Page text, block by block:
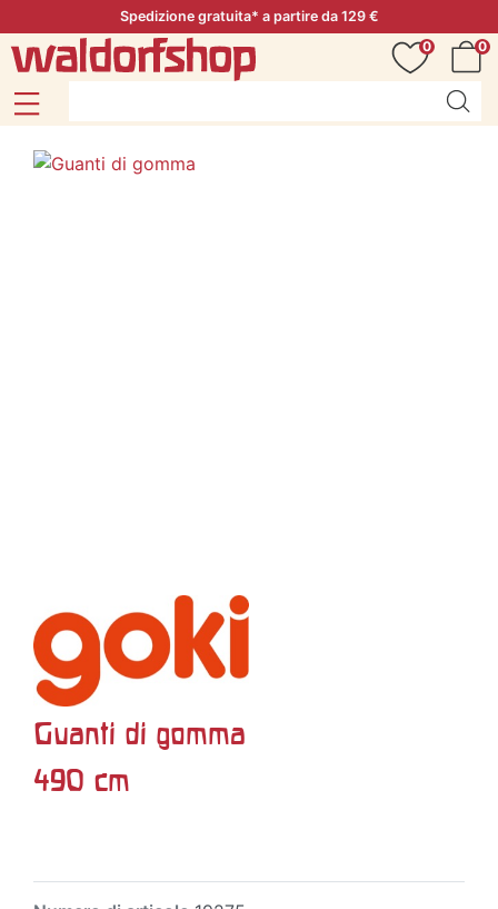
Spedizione gratuita* a partire da 129 €
0
0
Guanti di gomma
490 cm